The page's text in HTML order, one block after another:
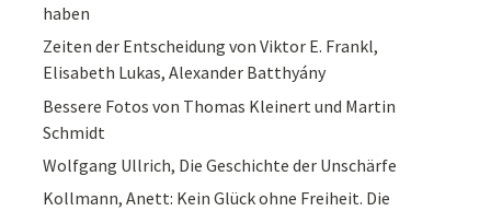
haben
Zeiten der Entscheidung von Viktor E. Frankl,
Elisabeth Lukas, Alexander Batthyány
Bessere Fotos von Thomas Kleinert und Martin
Schmidt
Wolfgang Ullrich, Die Geschichte der Unschärfe
Kollmann, Anett: Kein Glück ohne Freiheit. Die